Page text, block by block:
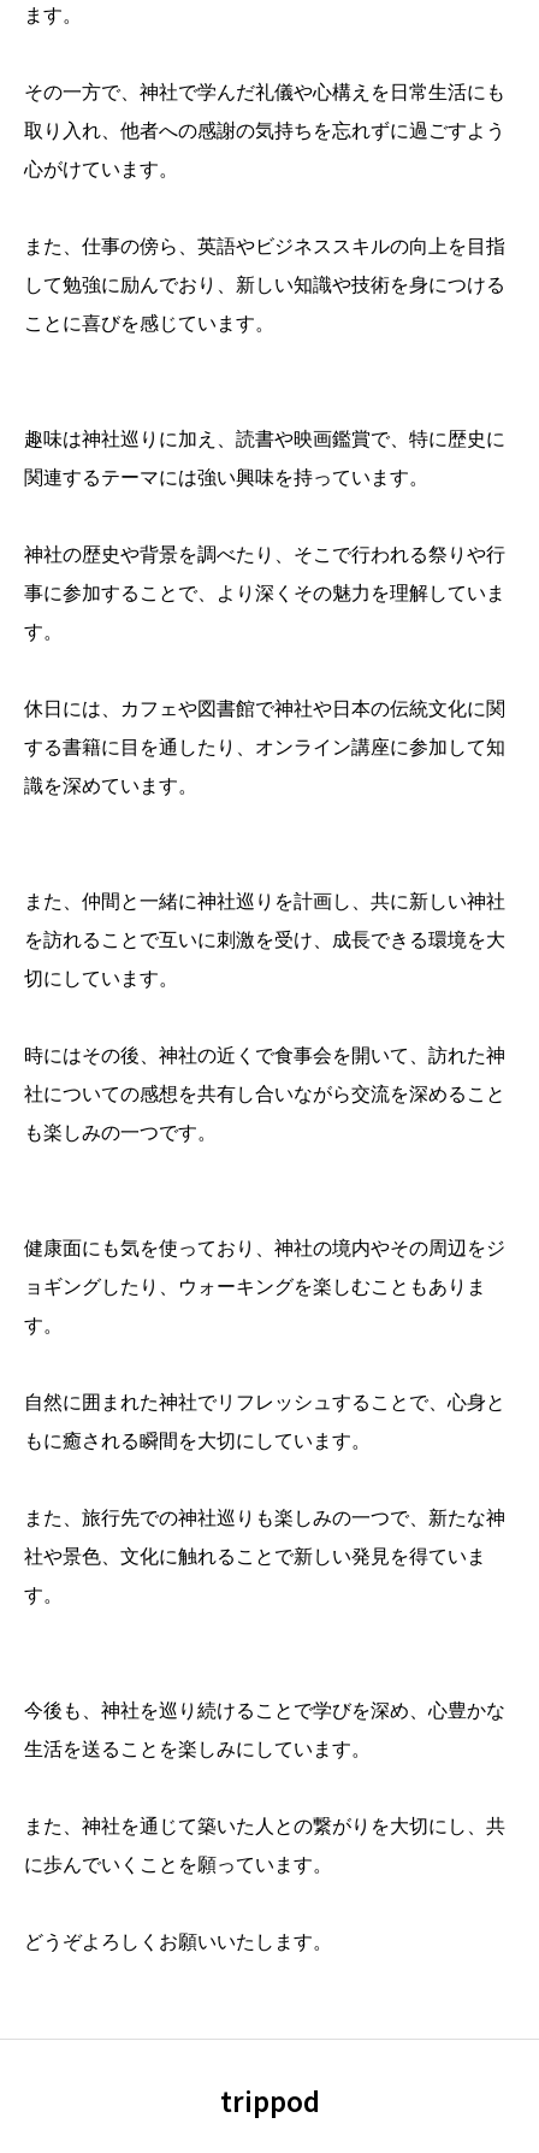
ます。
その一方で、神社で学んだ礼儀や心構えを日常生活にも
取り入れ、他者への感謝の気持ちを忘れずに過ごすよう
心がけています。
また、仕事の傍ら、英語やビジネススキルの向上を目指
して勉強に励んでおり、新しい知識や技術を身につける
ことに喜びを感じています。
趣味は神社巡りに加え、読書や映画鑑賞で、特に歴史に
関連するテーマには強い興味を持っています。
神社の歴史や背景を調べたり、そこで行われる祭りや行
事に参加することで、より深くその魅力を理解していま
す。
休日には、カフェや図書館で神社や日本の伝統文化に関
する書籍に目を通したり、オンライン講座に参加して知
識を深めています。
また、仲間と一緒に神社巡りを計画し、共に新しい神社
を訪れることで互いに刺激を受け、成長できる環境を大
切にしています。
時にはその後、神社の近くで食事会を開いて、訪れた神
社についての感想を共有し合いながら交流を深めること
も楽しみの一つです。
健康面にも気を使っており、神社の境内やその周辺をジ
ョギングしたり、ウォーキングを楽しむこともありま
す。
自然に囲まれた神社でリフレッシュすることで、心身と
もに癒される瞬間を大切にしています。
また、旅行先での神社巡りも楽しみの一つで、新たな神
社や景色、文化に触れることで新しい発見を得ていま
す。
今後も、神社を巡り続けることで学びを深め、心豊かな
生活を送ることを楽しみにしています。
また、神社を通じて築いた人との繋がりを大切にし、共
に歩んでいくことを願っています。
どうぞよろしくお願いいたします。
trippod